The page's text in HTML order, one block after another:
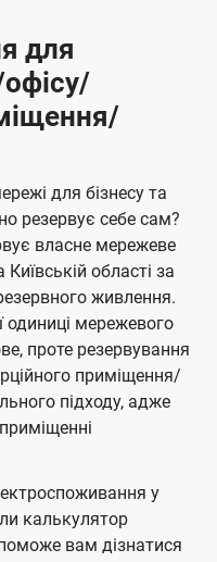
для
для бізнесу та
резервує себе сам?
власне мережеве
області за
живлення.
мережевого
проте резервування
приміщення/
підходу, адже
у
калькулятор
вам дізнатися